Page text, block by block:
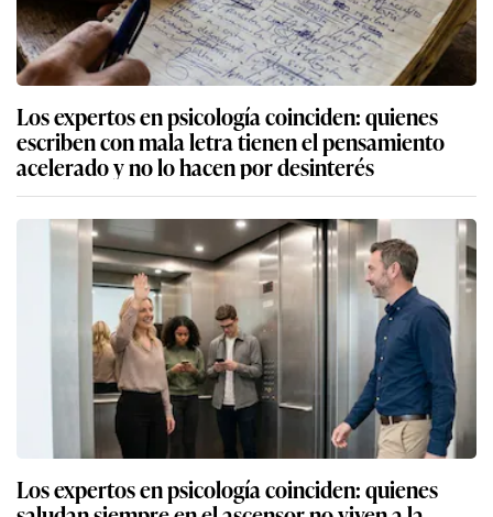
Los expertos en psicología coinciden: quienes
escriben con mala letra tienen el pensamiento
acelerado y no lo hacen por desinterés
Los expertos en psicología coinciden: quienes